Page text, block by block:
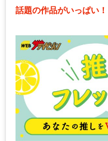
話題の作品がいっぱい！